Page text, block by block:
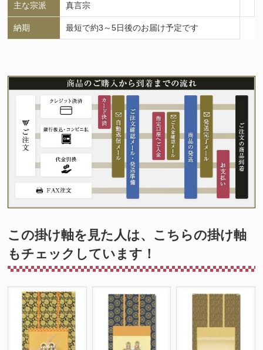
主な宗派 真言宗
納期 最短で約3～5日後のお届け予定です
この掛け軸を見た人は、こちらの掛け軸
もチェックしています！